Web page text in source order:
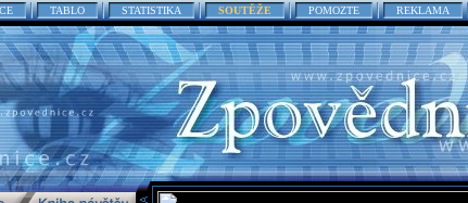
TABLO STATISTIKA SOUTĚŽE POMOZTE REKLAMA